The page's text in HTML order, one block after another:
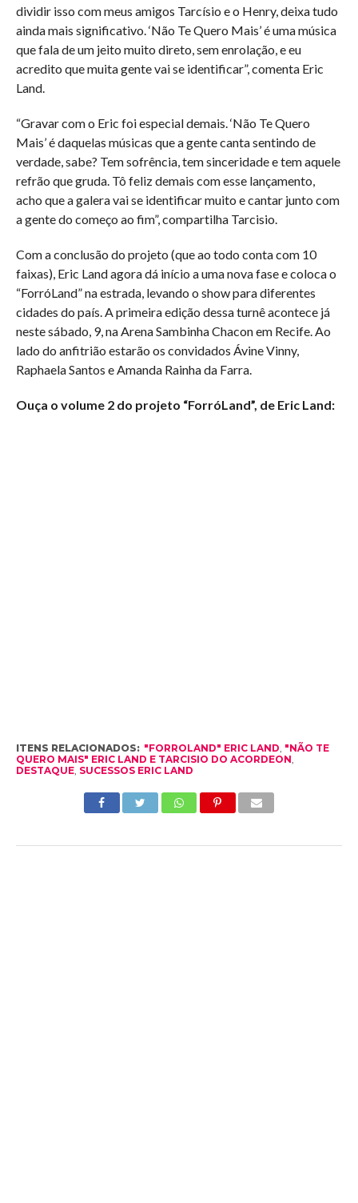
dividir isso com meus amigos Tarcísio e o Henry, deixa tudo
ainda mais significativo. ‘Não Te Quero Mais’ é uma música
que fala de um jeito muito direto, sem enrolação, e eu
acredito que muita gente vai se identificar”, comenta Eric
Land.
“Gravar com o Eric foi especial demais. ‘Não Te Quero
Mais’ é daquelas músicas que a gente canta sentindo de
verdade, sabe? Tem sofrência, tem sinceridade e tem aquele
refrão que gruda. Tô feliz demais com esse lançamento,
acho que a galera vai se identificar muito e cantar junto com
a gente do começo ao fim”, compartilha Tarcisio.
Com a conclusão do projeto (que ao todo conta com 10
faixas), Eric Land agora dá início a uma nova fase e coloca o
“ForróLand” na estrada, levando o show para diferentes
cidades do país. A primeira edição dessa turnê acontece já
neste sábado, 9, na Arena Sambinha Chacon em Recife. Ao
lado do anfitrião estarão os convidados Ávine Vinny,
Raphaela Santos e Amanda Rainha da Farra.
Ouça o volume 2 do projeto “ForróLand”, de Eric Land:
ITENS RELACIONADOS: "FORROLAND" ERIC LAND "NÃO TE
QUERO MAIS" ERIC LAND E TARCISIO DO ACORDEON
DESTAQUE, SUCESSOS ERIC LAND